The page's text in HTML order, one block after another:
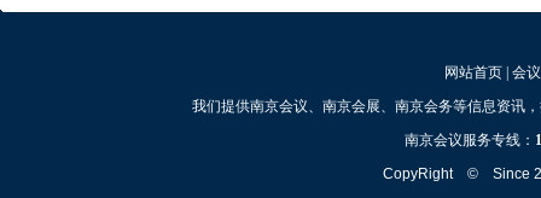
网站首页| 会
我们提供南京会议、南京会展、南京会务等信息资讯
南京会议服务专线：
CopyRight © Since